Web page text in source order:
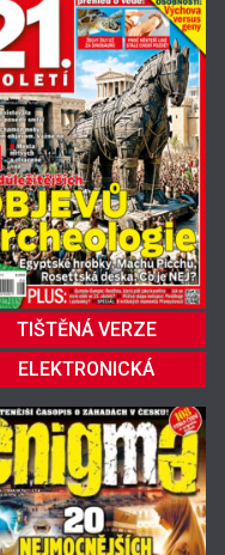
TIŠTĚNÁ VERZE
ELEKTRONICKÁ